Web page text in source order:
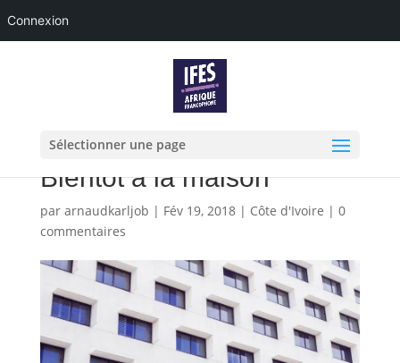
Connexion
Sélectionner une page
Bientôt à la maison
par arnaudkarljob | Fév 19, 2018| Côte d'Ivoire | 0
commentaires